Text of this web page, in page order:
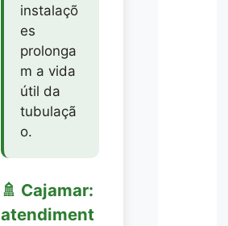
instalaçõ
es
prolonga
m a vida
útil da
tubulaçã
o.
🚿 Cajamar:
atendiment